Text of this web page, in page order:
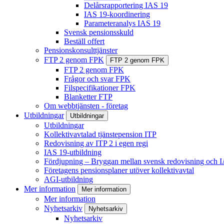
Delårsrapportering IAS 19
IAS 19-koordinering
Parameteranalys IAS 19
Svensk pensionsskuld
Beställ offert
Pensionskonsulttjänster
FTP 2 genom FPK
FTP 2 genom FPK
FTP 2 genom FPK
Frågor och svar FPK
Filspecifikationer FPK
Blanketter FTP
Om webbtjänsten - företag
Utbildningar
Utbildningar
Utbildningar
Kollektivavtalad tjänstepension ITP
Redovisning av ITP 2 i egen regi
IAS 19-utbildning
Fördjupning – Bryggan mellan svensk redovisning och
Företagens pensionsplaner utöver kollektivavtal
AGI-utbildning
Mer information
Mer information
Mer information
Nyhetsarkiv
Nyhetsarkiv
Nyhetsarkiv